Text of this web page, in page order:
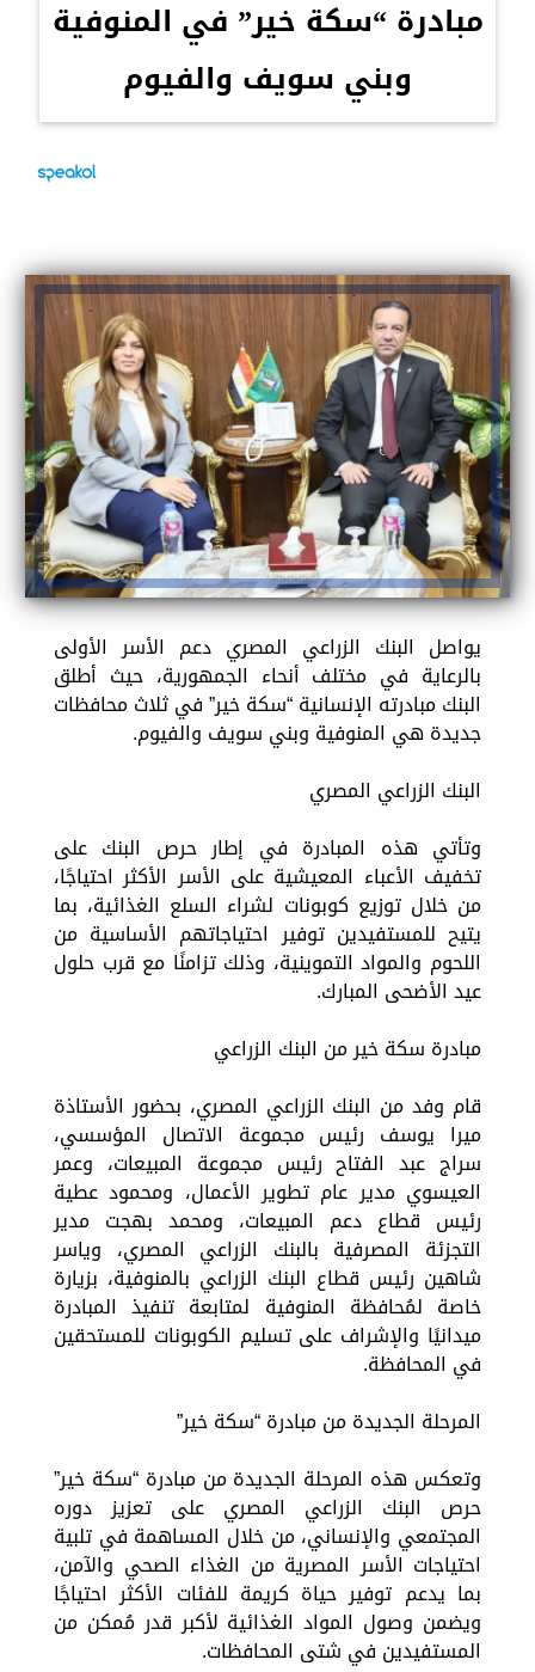
مبادرة “سكة خير” في المنوفية
وبني سويف والفيوم
يواصل البنك الزراعي المصري دعم الأسر الأولى
بالرعاية في مختلف أنحاء الجمهورية، حيث أطلق
البنك مبادرته الإنسانية “سكة خير” في ثلاث محافظات
جديدة هي المنوفية وبني سويف والفيوم.
البنك الزراعي المصري
وتأتي هذه المبادرة في إطار حرص البنك على
تخفيف الأعباء المعيشية على الأسر الأكثر احتياجًا،
من خلال توزيع كوبونات لشراء السلع الغذائية، بما
يتيح للمستفيدين توفير احتياجاتهم الأساسية من
اللحوم والمواد التموينية، وذلك تزامنًا مع قرب حلول
عيد الأضحى المبارك.
مبادرة سكة خير من البنك الزراعي
قام وفد من البنك الزراعي المصري، بحضور الأستاذة
ميرا يوسف رئيس مجموعة الاتصال المؤسسي،
سراج عبد الفتاح رئيس مجموعة المبيعات، وعمر
العيسوي مدير عام تطوير الأعمال، ومحمود عطية
رئيس قطاع دعم المبيعات، ومحمد بهجت مدير
التجزئة المصرفية بالبنك الزراعي المصري، وياسر
شاهين رئيس قطاع البنك الزراعي بالمنوفية، بزيارة
خاصة لمُحافظة المنوفية لمتابعة تنفيذ المبادرة
ميدانيًا والإشراف على تسليم الكوبونات للمستحقين
في المحافظة.
المرحلة الجديدة من مبادرة “سكة خير”
وتعكس هذه المرحلة الجديدة من مبادرة “سكة خير”
حرص البنك الزراعي المصري على تعزيز دوره
المجتمعي والإنساني، من خلال المساهمة في تلبية
احتياجات الأسر المصرية من الغذاء الصحي والآمن،
بما يدعم توفير حياة كريمة للفئات الأكثر احتياجًا
ويضمن وصول المواد الغذائية لأكبر قدر مُمكن من
المستفيدين في شتى المحافظات.